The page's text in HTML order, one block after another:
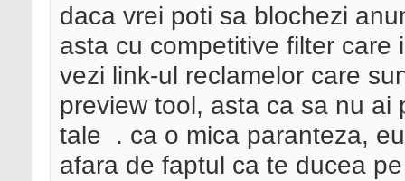
daca vrei poti sa blochezi
asta cu competitive filter
vezi link-ul reclamelor care
preview tool, asta ca sa nu ai
tale . ca o mica paranteza,
afara de faptul ca te ducea